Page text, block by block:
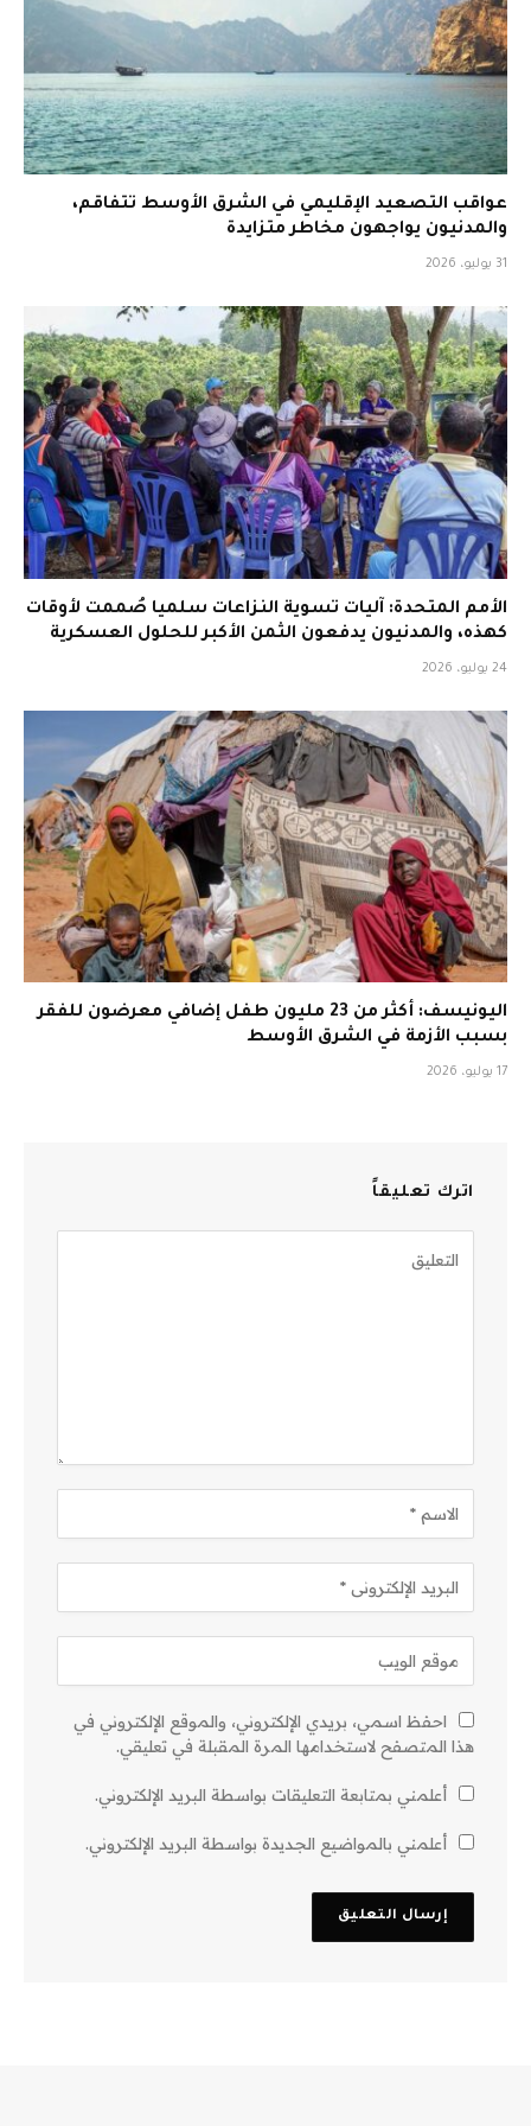
عواقب التصعيد الإقليمي في الشرق الأوسط تتفاقم،
والمدنيون يواجهون مخاطر متزايدة
31 يوليو، 2026
الأمم المتحدة: آليات تسوية النزاعات سلميا صُممت لأوقات
كهذه، والمدنيون يدفعون الثمن الأكبر للحلول العسكرية
24 يوليو، 2026
اليونيسف: أكثر من 23 مليون طفل إضافي معرضون للفقر
بسبب الأزمة في الشرق الأوسط
17 يوليو، 2026
اترك تعليقاً
احفظ اسمي، بريدي الإلكتروني، والموقع الإلكتروني في
هذا المتصفح لاستخدامها المرة المقبلة في تعليقي.
أعلمني بمتابعة التعليقات بواسطة البريد الإلكتروني.
أعلمني بالمواضيع الجديدة بواسطة البريد الإلكتروني.